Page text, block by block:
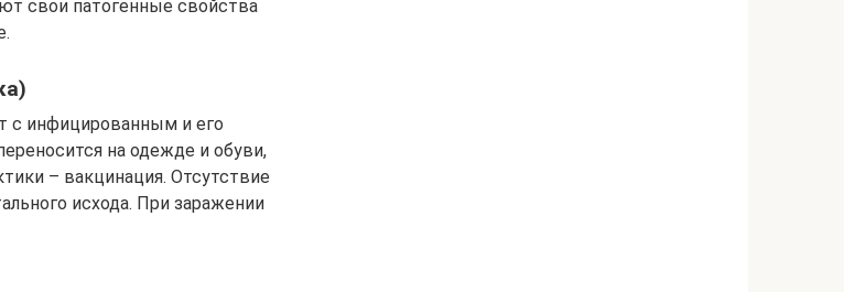
свои патогенные свойства
с инфицированным и его
на одежде и обуви,
– вакцинация. Отсутствие
исхода. При заражении